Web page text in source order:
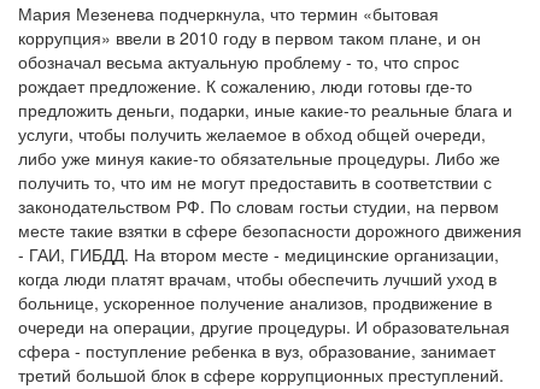
Мария Мезенева подчеркнула, что термин «бытовая
коррупция» ввели в 2010 году в первом таком плане, и он
обозначал весьма актуальную проблему - то, что спрос
рождает предложение. К сожалению, люди готовы где-то
предложить деньги, подарки, иные какие-то реальные блага и
услуги, чтобы получить желаемое в обход общей очереди,
либо уже минуя какие-то обязательные процедуры. Либо же
получить то, что им не могут предоставить в соответствии с
законодательством РФ. По словам гостьи студии, на первом
месте такие взятки в сфере безопасности дорожного движения
- ГАИ, ГИБДД. На втором месте - медицинские организации,
когда люди платят врачам, чтобы обеспечить лучший уход в
больнице, ускоренное получение анализов, продвижение в
очереди на операции, другие процедуры. И образовательная
сфера - поступление ребенка в вуз, образование, занимает
третий большой блок в сфере коррупционных преступлений.